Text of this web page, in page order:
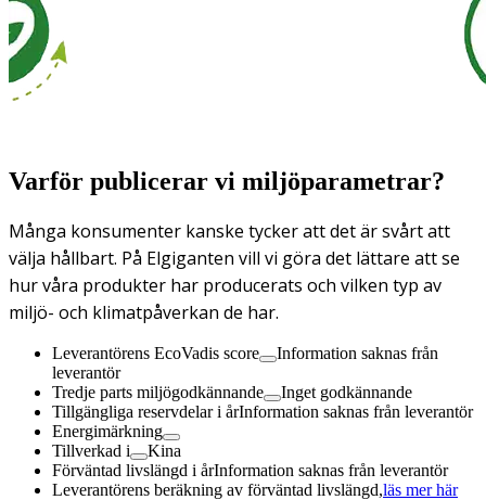
Varför publicerar vi miljöparametrar?
Många konsumenter kanske tycker att det är svårt att
välja hållbart. På Elgiganten vill vi göra det lättare att se
hur våra produkter har producerats och vilken typ av
miljö- och klimatpåverkan de har.
Leverantörens EcoVadis score
Information saknas från
leverantör
Tredje parts miljögodkännande
Inget godkännande
Tillgängliga reservdelar i årInformation saknas från leverantör
Energimärkning
Tillverkad i
Kina
Förväntad livslängd i årInformation saknas från leverantör
Leverantörens beräkning av förväntad livslängd,läs mer här